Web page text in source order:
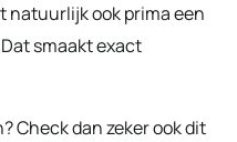
natuurlijk ook prima een
smaakt exact
Check dan zeker ook dit